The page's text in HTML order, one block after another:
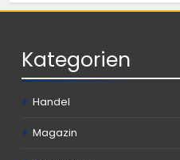
Kategorien
Handel
Magazin